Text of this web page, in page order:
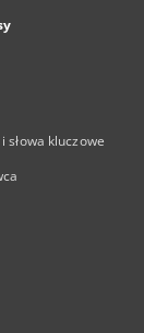
słowa kluczowe